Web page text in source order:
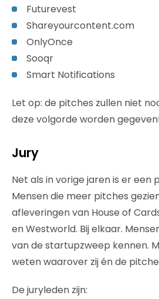
Futurevest
Shareyourcontent.com
OnlyOnce
Sooqr
Smart Notifications
Let op: de pitches zullen niet
deze volgorde worden
Jury
Net als in vorige jaren is er een
Mensen die meer pitches
afleveringen van House of
en Westworld. Bij elkaar.
van de startupzweep kennen.
weten waarover zij én de
De juryleden zijn: